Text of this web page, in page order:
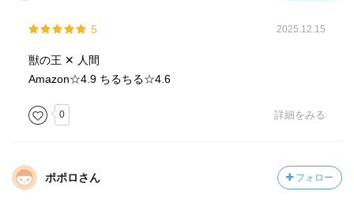
5 2025.12.15
獣の王‪ ‪✕‬ 人間
Amazon☆4.9 ちるちる☆4.6
0 詳細をみる
ポポロさん フォロー